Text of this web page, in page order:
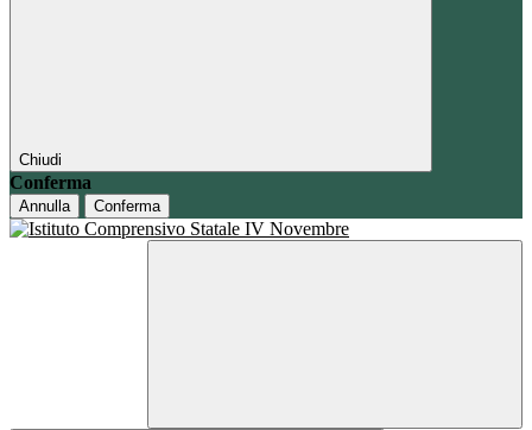
Chiudi
Conferma
Annulla Conferma